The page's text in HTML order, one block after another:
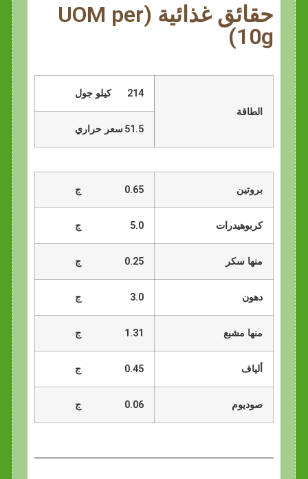
حقائق غذائية (UOM per
10g)
الطاقة
214 كيلو جول
51.5 سعر حراري
بروتين 0.65 ج
كربوهيدرات 5.0 ج
منها سكر 0.25 ج
دهون 3.0 ج
منها مشبع 1.31 ج
ألياف 0.45 ج
صوديوم 0.06 ج